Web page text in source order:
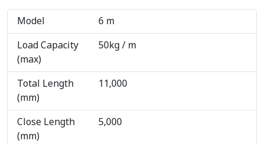
Model
6 m
Load Capacity
(max)
50kg / m
Total Length
(mm)
11,000
Close Length
(mm)
5,000